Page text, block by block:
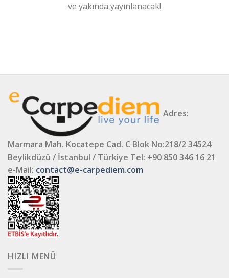
ve yakında yayınlanacak!
Adres:
Marmara Mah. Kocatepe Cad. C Blok No:218/2 34524
Beylikdüzü / İstanbul / Türkiye Tel: +90 850 346 16 21
e-Mail: contact@e-carpediem.com
HIZLI MENÜ